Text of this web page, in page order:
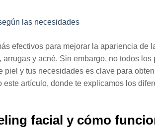
efectivos para mejorar la apariencia de
arrugas y acné. Sin embargo, no todos
piel y tus necesidades es clave para
este artículo, donde te explicamos los
facial y cómo